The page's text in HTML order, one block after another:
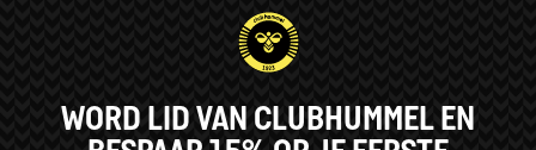
WORD LID VAN CLUBHUMMEL EN